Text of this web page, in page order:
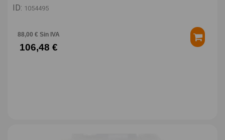
ID: 1054495
88,00 € Sin IVA
106,48 €